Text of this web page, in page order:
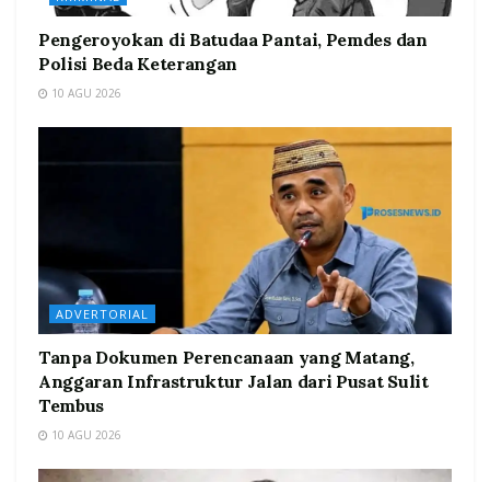
Pengeroyokan di Batudaa Pantai, Pemdes dan
Polisi Beda Keterangan
10 AGU 2026
ADVERTORIAL
Tanpa Dokumen Perencanaan yang Matang,
Anggaran Infrastruktur Jalan dari Pusat Sulit
Tembus
10 AGU 2026